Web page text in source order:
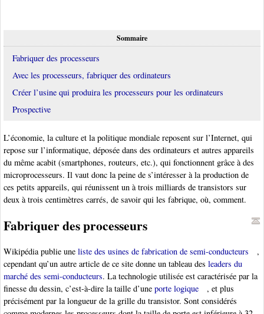
Sommaire
Fabriquer des processeurs
Avec les processeurs, fabriquer des ordinateurs
Créer l’usine qui produira les processeurs pour les ordinateurs
Prospective
L’économie, la culture et la politique mondiale reposent sur l’Internet, qui
repose sur l’informatique, déposée dans des ordinateurs et autres appareils
du même acabit (smartphones, routeurs, etc.), qui fonctionnent grâce à des
microprocesseurs. Il vaut donc la peine de s’intéresser à la production de
ces petits appareils, qui réunissent un à trois milliards de transistors sur
deux à trois centimètres carrés, de savoir qui les fabrique, où, comment.
Fabriquer des processeurs
Wikipédia publie une liste des usines de fabrication de semi-conducteurs
,
cependant qu’un autre article de ce site donne un tableau des leaders du
marché des semi-conducteurs. La technologie utilisée est caractérisée par la
finesse du dessin, c’est-à-dire la taille d’une porte logique
, et plus
précisément par la longueur de la grille du transistor. Sont considérés